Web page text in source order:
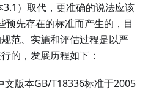
3.1）取代，更准确的说法应该
预先存在的标准而产生的，目
范、实施和评估过程是以严
的，发展历程如下：
文版本GB/T18336标准于2005